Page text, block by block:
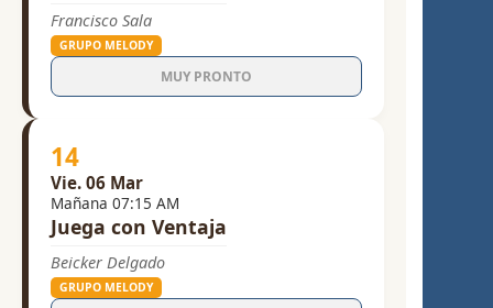
Francisco Sala
GRUPO MELODY
MUY PRONTO
14
Vie. 06 Mar
Mañana 07:15 AM
Juega con Ventaja
Beicker Delgado
GRUPO MELODY